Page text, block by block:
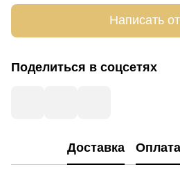
Написать
Поделиться в соцсетях
Доставка Оплата